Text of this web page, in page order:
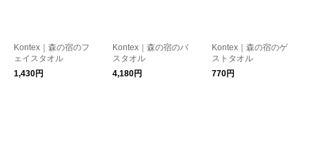
Kontex｜森の宿のフ
ェイスタオル
1,430円
Kontex｜森の宿のバ
スタオル
4,180円
Kontex｜森の宿のゲ
ストタオル
770円